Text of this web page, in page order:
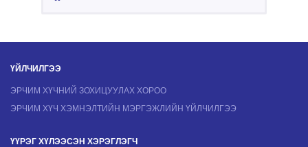
ҮЙЛЧИЛГЭЭ
ЭРЧИМ ХҮЧНИЙ ЗОХИЦУУЛАХ ХОРОО
ЭРЧИМ ХҮЧ ХЭМНЭЛТИЙН МЭРГЭЖЛИЙН ҮЙЛЧИЛГЭЭ
ҮҮРЭГ ХҮЛЭЭСЭН ХЭРЭГЛЭГЧ